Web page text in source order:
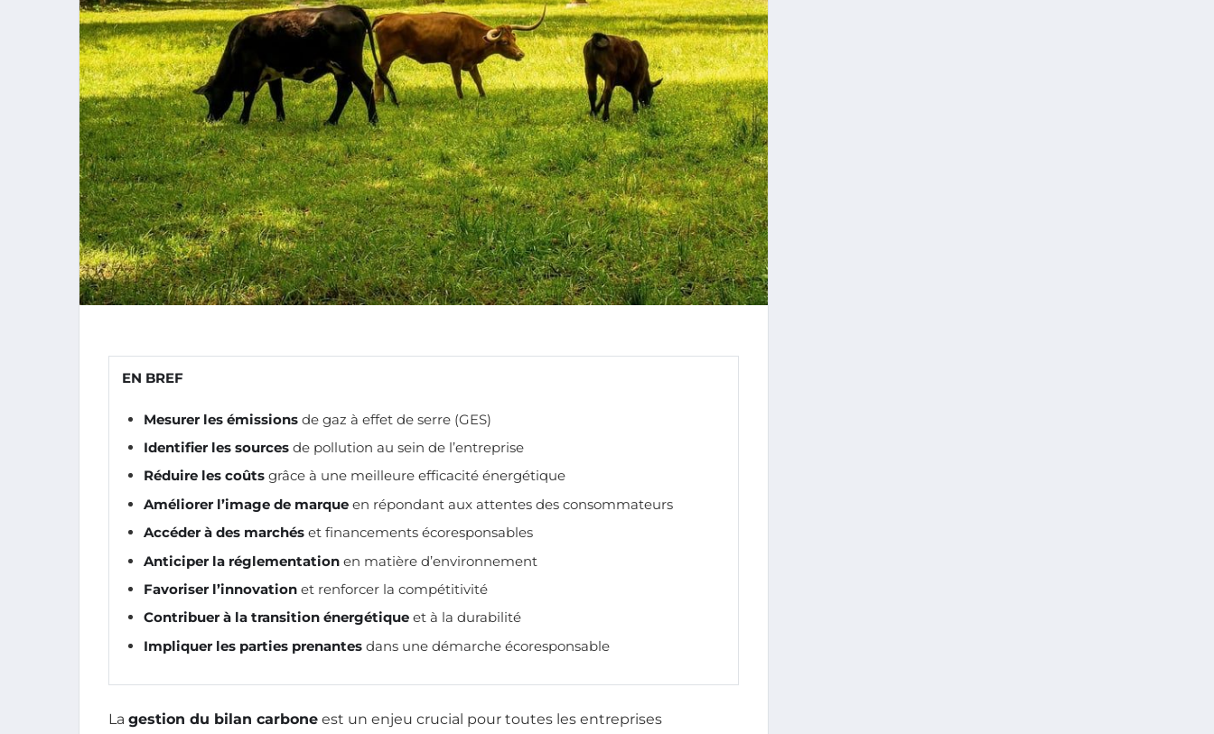
EN BREF
Mesurer les émissions de gaz à effet de serre (GES)
Identifier les sources de pollution au sein de l’entreprise
Réduire les coûts grâce à une meilleure efficacité énergétique
Améliorer l’image de marque en répondant aux attentes des consommateurs
Accéder à des marchés et financements écoresponsables
Anticiper la réglementation en matière d’environnement
Favoriser l’innovation et renforcer la compétitivité
Contribuer à la transition énergétique et à la durabilité
Impliquer les parties prenantes dans une démarche écoresponsable
La gestion du bilan carbone est un enjeu crucial pour toutes les entreprises